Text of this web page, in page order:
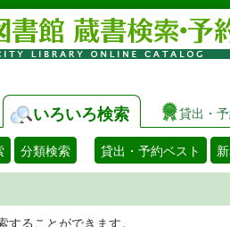
いろいろ検索 貸出・
分類検索 貸出・予約ベスト
書を検索することがで